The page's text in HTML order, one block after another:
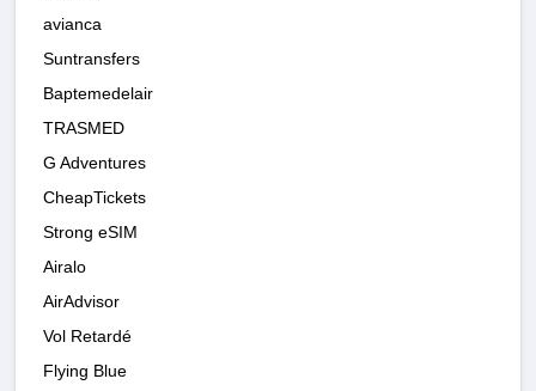
avianca
Suntransfers
Baptemedelair
TRASMED
G Adventures
CheapTickets
Strong eSIM
Airalo
AirAdvisor
Vol Retardé
Flying Blue